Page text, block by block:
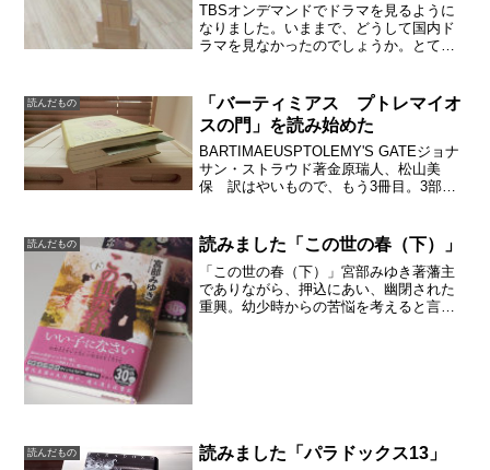
TBSオンデマンドでドラマを見るように
なりました。いままで、どうして国内ド
ラマを見なかったのでしょうか。とても
参道高校合唱部！高校の話なのですが、
40代の私が見...
読んだもの
「バーティミアス プトレマイオ
スの門」を読み始めた
BARTIMAEUSPTOLEMY'S GATEジョナ
サン・ストラウド著金原瑞人、松山美
保 訳はやいもので、もう3冊目。3部作
謝しています。若い頃に私が夢中になっ
た本で...
読んだもの 読みました「この世の春（下）」
「この世の春（下）」宮部みゆき著藩主
でありながら、押込にあい、幽閉された
重興。幼少時からの苦悩を考えると言葉
読んだもの 読みました「パラドックス13」